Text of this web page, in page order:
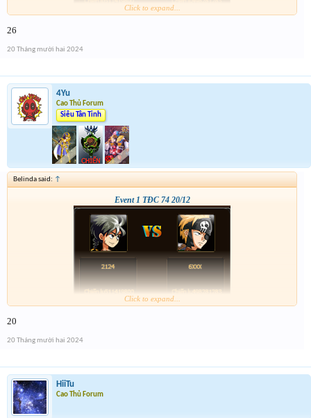
Click to expand...
26
20 Tháng mười hai 2024
4Yu
Cao Thủ Forum
Siêu Tân Tinh
Belinda said: ↑
Event 1 TĐC 74 20/12
Click to expand...
20
20 Tháng mười hai 2024
HiiTu
Cao Thủ Forum